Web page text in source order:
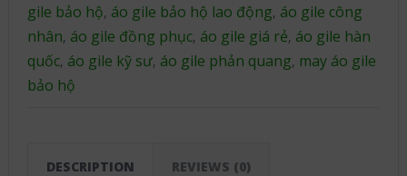
gile bảo hộ, áo gile bảo hộ lao động, áo gile công
nhân, áo gile đồng phục, áo gile giá rẻ, áo gile hàn
quốc, áo gile kỹ sư, áo gile phản quang, may áo gile
bảo hộ
DESCRIPTION REVIEWS (0)